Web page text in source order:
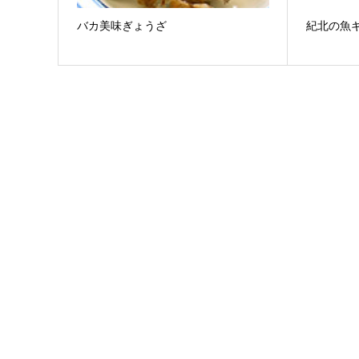
バカ美味ぎょうざ 紀北の魚